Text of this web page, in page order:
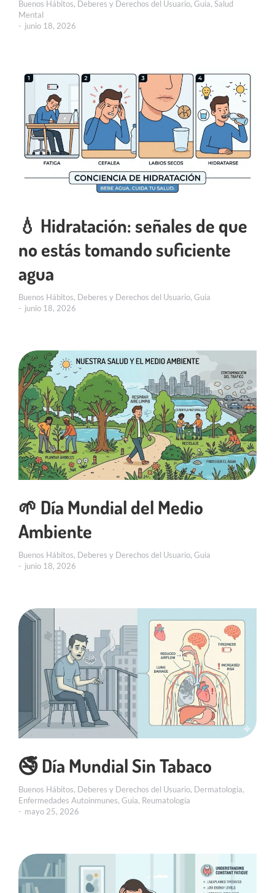
Buenos Hábitos, Deberes y Derechos del Usuario, Guia, Salud
Mental
junio 18, 2026
💧 Hidratación: señales de que
no estás tomando suficiente
agua
Buenos Hábitos, Deberes y Derechos del Usuario, Guia
junio 18, 2026
🌱 Día Mundial del Medio
Ambiente
Buenos Hábitos, Deberes y Derechos del Usuario, Guia
junio 18, 2026
🚭 Día Mundial Sin Tabaco
Buenos Hábitos, Deberes y Derechos del Usuario, Dermatologia,
Enfermedades Autoinmunes, Guia, Reumatología
mayo 25, 2026